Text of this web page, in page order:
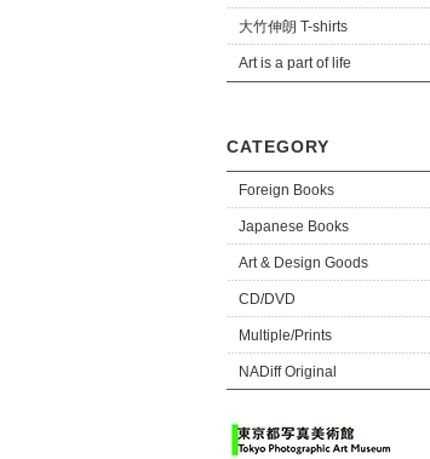
大竹伸朗 T-shirts
Art is a part of life
CATEGORY
Foreign Books
Japanese Books
Art & Design Goods
CD/DVD
Multiple/Prints
NADiff Original